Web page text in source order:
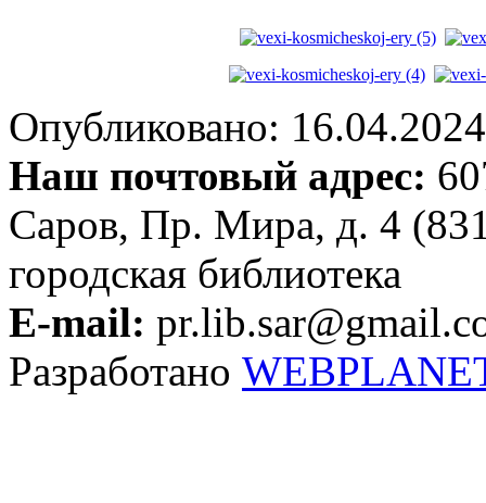
Опубликовано:
Наш почтовый адрес:
Саров, Пр. Мира, д. 4
городская библиотека
E-mail:
Разработано